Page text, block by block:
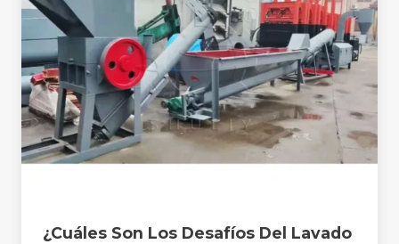
¿Cuáles Son Los Desafíos Del Lavado